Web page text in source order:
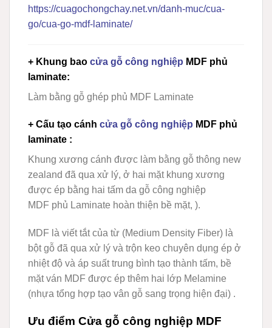
https://cuagochongchay.net.vn/danh-muc/cua-
go/cua-go-mdf-laminate/
+ Khung bao cửa gỗ công nghiệp MDF phủ
laminate:
Làm bằng gỗ ghép phủ MDF Laminate
+ Cấu tạo cánh cửa gỗ công nghiệp MDF phủ
laminate :
Khung xương cánh được làm bằng gỗ thông new
zealand đã qua xử lý, ở hai mặt khung xương
được ép bằng hai tấm da gỗ công nghiệp
MDF phủ Laminate hoàn thiện bề mặt, ).
MDF là viết tắt của từ (Medium Density Fiber) là
bột gỗ đã qua xử lý và trộn keo chuyên dụng ép ở
nhiệt độ và áp suất trung bình tạo thành tấm, bề
mặt ván MDF được ép thêm hai lớp Melamine
(nhựa tổng hợp tạo vân gỗ sang trọng hiện đại) .
Ưu điểm Cửa gỗ công nghiệp MDF